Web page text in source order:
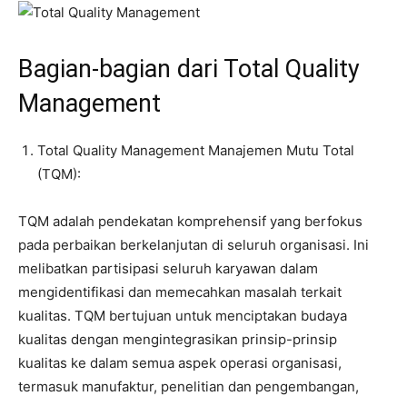
Bagian-bagian dari Total Quality
Management
Total Quality Management Manajemen Mutu Total
(TQM):
TQM adalah pendekatan komprehensif yang berfokus
pada perbaikan berkelanjutan di seluruh organisasi. Ini
melibatkan partisipasi seluruh karyawan dalam
mengidentifikasi dan memecahkan masalah terkait
kualitas. TQM bertujuan untuk menciptakan budaya
kualitas dengan mengintegrasikan prinsip-prinsip
kualitas ke dalam semua aspek operasi organisasi,
termasuk manufaktur, penelitian dan pengembangan,